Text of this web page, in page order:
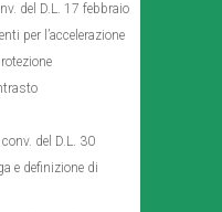
del D.L. 17 febbraio
per l’accelerazione
del D.L. 30
e definizione di